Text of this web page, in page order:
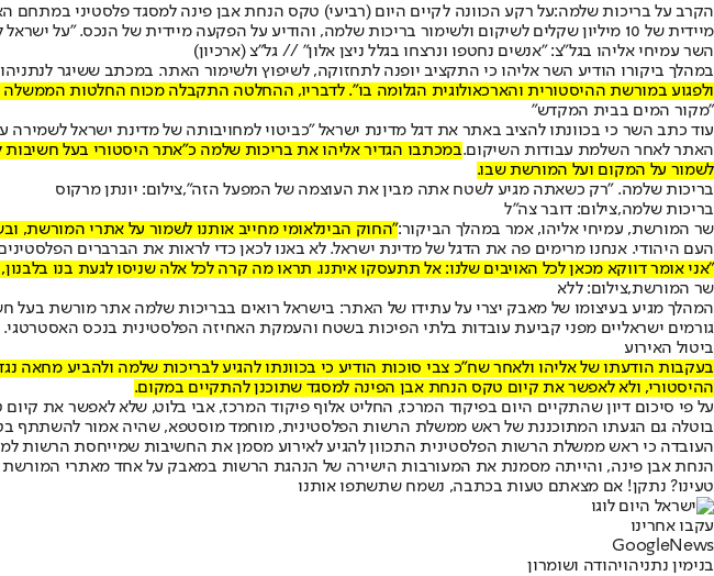
הקרב על בריכות שלמה:על רקע הכוונה לקיים היום (רביעי) טקס הנחת אבן פינה למסגד פלסטיני במתחם
מיידית של 10 מיליון שקלים לשיקום ולשימור בריכות שלמה, והודיע על הפקעה מיידית של הנכס. "על ישראל להגן על נכסיה ההיסטוריים, ברקע ניסיון של גורמים פלסטינים להשתלט על האתר", כתב.
השר עמיחי אליהו בגל"צ: "אנשים נחטפו ונרצחו בגלל ניצן אלון" // גל"צ (ארכיון)
במהלך ביקורו הודיע השר אליהו כי התקציב יופנה לתחזוקה, לשיפוץ ולשימור האתר. במכתב ששיגר
ולפגוע במורשת ההיסטורית והארכאולוגית הגלומה בו". לדבריו, ההחלטה התקבלה מכוח החלטות
"מקור המים בבית המקדש"
עוד כתב השר כי בכוונתו להציב באתר את דגל מדינת ישראל "כביטוי למחויבותה של מדינת ישראל
האתר לאחר השלמת עבודות השיקום.במכתבו הגדיר אליהו את בריכות שלמה כ"אתר היסטורי בעל
לשמור על המקום ועל המורשת שבו.
בריכות שלמה. "רק כשאתה מגיע לשטח אתה מבין את העוצמה של המפעל הזה",צילום: יונתן מרקוס
בריכות שלמה,צילום: דובר צה"ל
שר המורשת, עמיחי אליהו, אמר במהלך הביקור:"החוק הבינלאומי מחייב אותנו לשמור על אתרי המורשת,
העם היהודי. אנחנו מרימים פה את הדגל של מדינת ישראל. לא באנו לכאן כדי לראות את הברברים
"אני אומר דווקא מכאן לכל האויבים שלנו: אל תתעסקו איתנו. תראו מה קרה לכל אלה שניסו לגעת בנו
שר המורשת,צילום: ללא
המהלך מגיע בעיצומו של מאבק יצרי על עתידו של האתר: בישראל רואים בבריכות שלמה אתר מורשת
גורמים ישראליים מפני קביעת עובדות בלתי הפיכות בשטח והעמקת האחיזה הפלסטינית בנכס האסטרטגי.
ביטול האירוע
בעקבות הודעתו של אליהו ולאחר שח”כ צבי סוכות הודיע כי בכוונתו להגיע לבריכות שלמה ולהביע מחאה
ההיסטורי, ולא לאפשר את קיום טקס הנחת אבן הפינה למסגד שתוכנן להתקיים במקום.
על פי סיכום דיון שהתקיים היום בפיקוד המרכז, החליט אלוף פיקוד המרכז, אבי בלוט, שלא לאפשר
בוטלה גם הגעתו המתוכננת של ראש ממשלת הרשות הפלסטינית, מוחמד מוסטפא, שהיה אמור להשתתף
העובדה כי ראש ממשלת הרשות הפלסטינית התכוון להגיע לאירוע מסמן את החשיבות שמייחסת
הנחת אבן פינה, והייתה מסמנת את המעורבות הישירה של הנהגת הרשות במאבק על אחד מאתרי המורשת
טעינו? נתקן! אם מצאתם טעות בכתבה, נשמח שתשתפו אותנו
עקבו אחרינו
Googl eNews
בנימין נתניהויהודה ושומרון